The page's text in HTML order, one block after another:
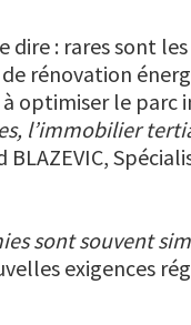
dire : rares sont
rénovation
optimiser le parc
l’immobilier
sont souvent
exigences